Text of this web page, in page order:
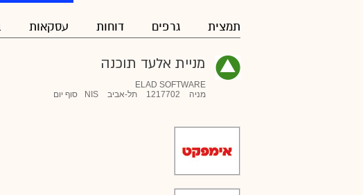
תמצית גרפים דוחות עסקאות
מניית אלעד תוכנה
ELAD SOFTWARE
מניה
1217702 תל-אביב NIS סוף יום